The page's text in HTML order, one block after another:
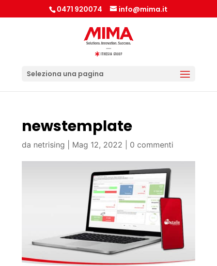
0471 920074 info@mima.it
Seleziona una pagina
newstemplate
da netrising Mag 12, 2022 0 commenti